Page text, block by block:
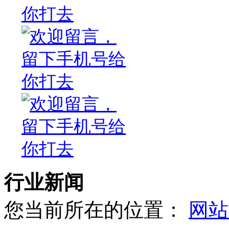
行业新闻
您当前所在的位置：
网